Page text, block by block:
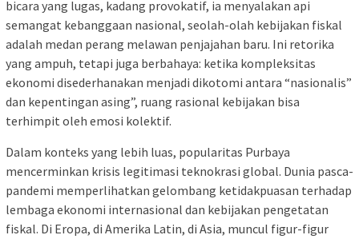
bicara yang lugas, kadang provokatif, ia menyalakan api
semangat kebanggaan nasional, seolah-olah kebijakan fiskal
adalah medan perang melawan penjajahan baru. Ini retorika
yang ampuh, tetapi juga berbahaya: ketika kompleksitas
ekonomi disederhanakan menjadi dikotomi antara “nasionalis”
dan kepentingan asing”, ruang rasional kebijakan bisa
terhimpit oleh emosi kolektif.
Dalam konteks yang lebih luas, popularitas Purbaya
mencerminkan krisis legitimasi teknokrasi global. Dunia pasca-
pandemi memperlihatkan gelombang ketidakpuasan terhadap
lembaga ekonomi internasional dan kebijakan pengetatan
fiskal. Di Eropa, di Amerika Latin, di Asia, muncul figur-figur